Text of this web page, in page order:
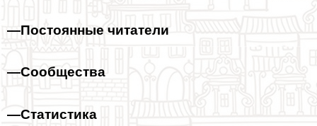
—Постоянные читатели
—Сообщества
—Статистика